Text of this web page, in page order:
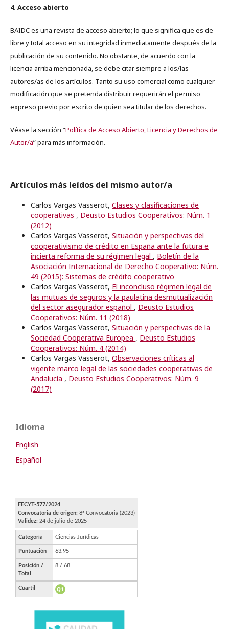
4. Acceso abierto
BAIDC es una revista de acceso abierto; lo que significa que es de
libre y total acceso en su integridad inmediatamente después de la
publicación de su contenido. No obstante, de acuerdo con la
licencia arriba mencionada, se debe citar siempre a los/las
autores/as de los artículos. Tanto su uso comercial como cualquier
modificación que se pretenda distribuir requerirán el permiso
expreso previo por escrito de quien sea titular de los derechos.
Véase la sección “Política de Acceso Abierto, Licencia y Derechos de
Autor/a” para más información.
Artículos más leídos del mismo autor/a
Carlos Vargas Vasserot, Clases y clasificaciones de
cooperativas , Deusto Estudios Cooperativos: Núm. 1
(2012)
Carlos Vargas Vasserot, Situación y perspectivas del
cooperativismo de crédito en España ante la futura e
incierta reforma de su régimen legal , Boletín de la
Asociación Internacional de Derecho Cooperativo: Núm.
49 (2015): Sistemas de crédito cooperativo
Carlos Vargas Vasserot, El inconcluso régimen legal de
las mutuas de seguros y la paulatina desmutualización
del sector asegurador español , Deusto Estudios
Cooperativos: Núm. 11 (2018)
Carlos Vargas Vasserot, Situación y perspectivas de la
Sociedad Cooperativa Europea , Deusto Estudios
Cooperativos: Núm. 4 (2014)
Carlos Vargas Vasserot, Observaciones críticas al
vigente marco legal de las sociedades cooperativas de
Andalucía , Deusto Estudios Cooperativos: Núm. 9
(2017)
Idioma
English
Español